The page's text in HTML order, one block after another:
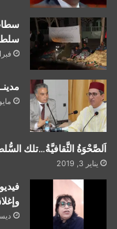
فبراير
مايو 12, 2019
اَلصَّحْوَةُ الثَّقافيَّةُ…تلك
يناير 3, 2019